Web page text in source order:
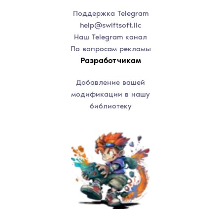
Поддержка Telegram
help@swiftsoft.llc
Наш Telegram канал
По вопросам рекламы
Разработчикам
Добавление вашей
модификации в нашу
библиотеку